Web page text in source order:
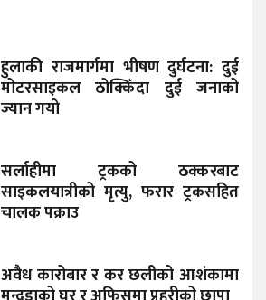
हुलाकी राजमार्गमा भीषण दुर्घटना: दुई
मोटरसाइकल ठोक्किँदा दुई जनाको
ज्यान गयो
सर्लाहीमा ट्रकको ठक्करबाट
साइकलयात्रीको मृत्यु, फरार ट्रकसहित
चालक पक्राउ
अवैध कारोबार र कर छलीको आशंकामा